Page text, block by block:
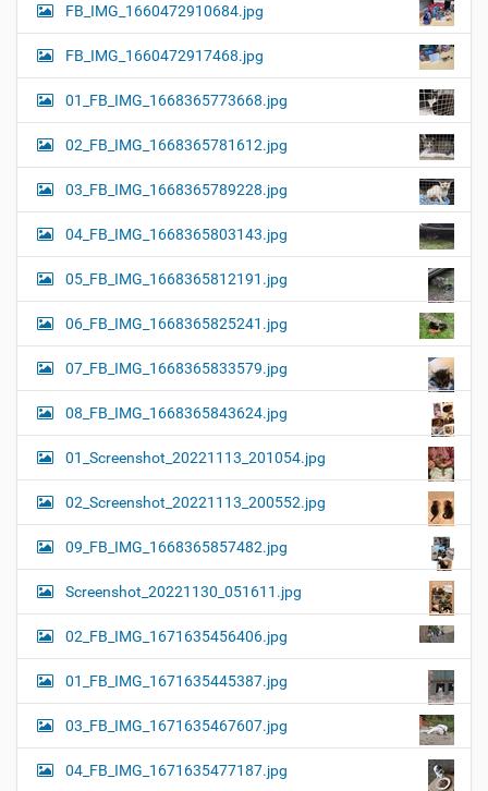
FB_IMG_1660472910684.jpg
FB_IMG_1660472917468.jpg
01_FB_IMG_1668365773668.jpg
02_FB_IMG_1668365781612.jpg
03_FB_IMG_1668365789228.jpg
04_FB_IMG_1668365803143.jpg
05_FB_IMG_1668365812191.jpg
06_FB_IMG_1668365825241.jpg
07_FB_IMG_1668365833579.jpg
08_FB_IMG_1668365843624.jpg
01_Screenshot_20221113_201054.jpg
02_Screenshot_20221113_200552.jpg
09_FB_IMG_1668365857482.jpg
Screenshot_20221130_051611.jpg
02_FB_IMG_1671635456406.jpg
01_FB_IMG_1671635445387.jpg
03_FB_IMG_1671635467607.jpg
04_FB_IMG_1671635477187.jpg